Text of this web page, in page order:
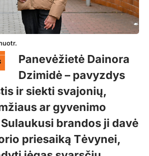
Panevėžietė Dainora
Dzimidė – pavyzdys
ir siekti svajonių,
ar gyvenimo
brandos ji davė
priesaiką Tėvynei,